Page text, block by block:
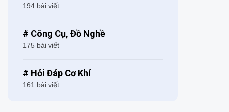
194 bài viết
# Công Cụ, Đồ Nghề
175 bài viết
# Hỏi Đáp Cơ Khí
161 bài viết